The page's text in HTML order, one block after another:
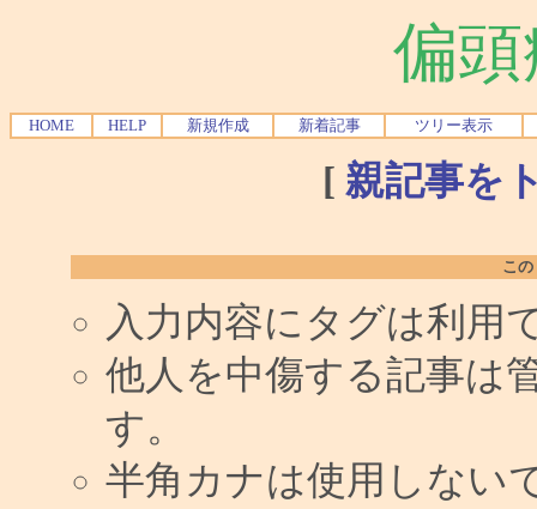
偏
HOME HELP 新規作成 新着記事 ツリー表示
[ 親記事を
こ
入力内容にタグは利用
他人を中傷する記事は
す。
半角カナは使用しない